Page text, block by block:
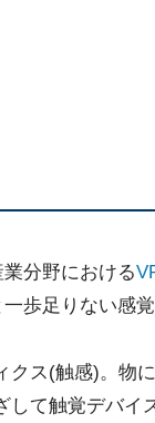
分野における
歩足りない感覚
クス(触感)。物
して触覚デバイ